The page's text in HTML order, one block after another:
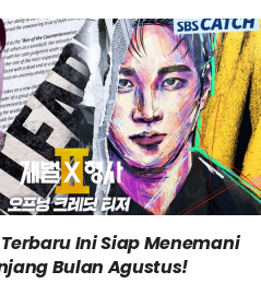
Ini Siap Menemani
Bulan Agustus!